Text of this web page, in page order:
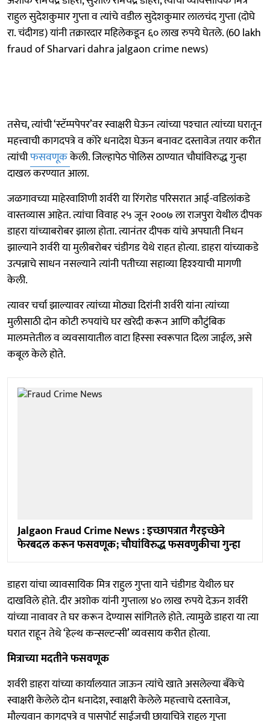
राहुल सुदेशकुमार गुप्ता व त्यांचे वडील सुदेशकुमार लालचंद गुप्ता (दोघे
रा. चंदीगड) यांनी तक्रारदार महिलेकडून ६० लाख रुपये घेतले. (60 lakh
fraud of Sharvari dahra jalgaon crime news)
तसेच, त्यांची ‘स्टॅम्पपेपर’वर स्वाक्षरी घेऊन त्यांच्या पश्‍चात त्यांच्या घरातून
महत्त्वाची कागदपत्रे व कोरे धनादेश घेऊन बनावट दस्तावेज तयार करीत
त्यांचीफसवणूककेली. जिल्हापेठ पोलिस ठाण्यात चौघांविरुद्ध गुन्हा
दाखल करण्यात आला.
जळगावच्या माहेरवाशिणी शर्वरी या रिंगरोड परिसरात आई-वडिलांकडे
वास्तव्यास आहेत. त्यांचा विवाह २५ जून २००७ ला राजपुरा येथील दीपक
डाहरा यांच्याबरोबर झाला होता. त्यानंतर दीपक यांचे अपघाती निधन
झाल्याने शर्वरी या मुलीबरोबर चंडीगड येथे राहत होत्या. डाहरा यांच्याकडे
उत्पन्नाचे साधन नसल्याने त्यांनी पतीच्या सहाव्या हिश्‍श्‍याची मागणी
केली.
त्यावर चर्चा झाल्यावर त्यांच्या मोठ्या दिरांनी शर्वरी यांना त्यांच्या
मुलीसाठी दोन कोटी रुपयांचे घर खरेदी करून आणि कौटुंबिक
मालमत्तेतील व व्यवसायातील वाटा हिस्सा स्वरूपात दिला जाईल, असे
कबूल केले होते.
Jalgaon Fraud Crime News : इच्छापत्रात गैरइच्छेने
फेरबदल करून फसवणूक; चौघांविरुद्ध फसवणुकीचा गुन्हा
डाहरा यांचा व्यावसायिक मित्र राहुल गुप्ता याने चंडीगड येथील घर
दाखविले होते. दीर अशोक यांनी गुप्ताला ४० लाख रुपये देऊन शर्वरी
यांच्या नावावर ते घर करून देण्यास सांगितले होते. त्यामुळे डाहरा या त्या
घरात राहून तेथे ‘हेल्थ कन्सल्टन्सी’ व्यवसाय करीत होत्या.
मित्राच्या मदतीने फसवणूक
शर्वरी डाहरा यांच्या कार्यालयात जाऊन त्यांचे खाते असलेल्या बँकेचे
स्वाक्षरी केलेले दोन धनादेश, स्वाक्षरी केलेले महत्त्वाचे दस्तावेज,
मौल्यवान कागदपत्रे व पासपोर्ट साईजची छायाचित्रे राहुल गुप्ता